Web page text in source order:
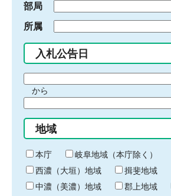
部局
所属
入札公告日
間
始
り
から
間
終
わ
り
地域
本庁
岐阜地域（本庁除く）
西濃（大垣）地域
揖斐地域
中濃（美濃）地域
郡上地域